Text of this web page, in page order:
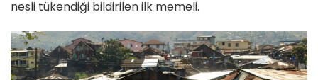
nesli tükendiği bildirilen ilk memeli.